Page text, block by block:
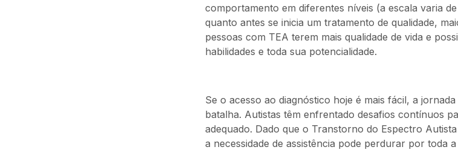
comportamento em diferentes níveis (a escala varia
quanto antes se inicia um tratamento de qualidade,
pessoas com TEA terem mais qualidade de vida e
habilidades e toda sua potencialidade.
Se o acesso ao diagnóstico hoje é mais fácil, a
batalha. Autistas têm enfrentado desafios contínuos
adequado. Dado que o Transtorno do Espectro
a necessidade de assistência pode perdurar por toda a